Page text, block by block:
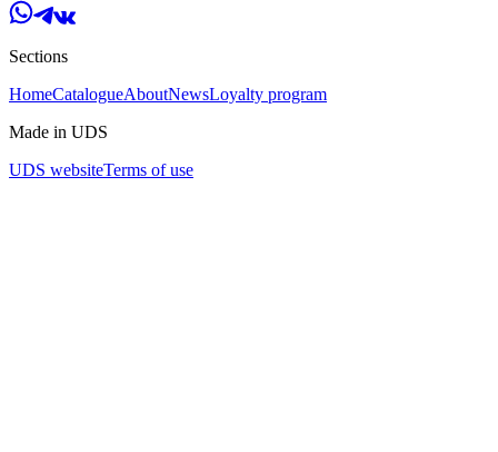
Sections
HomeCatalogueAboutNewsLoyalty program
Made in UDS
UDS websiteTerms of use